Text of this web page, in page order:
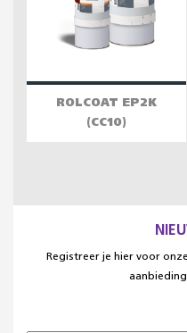
ROLCOAT EP2K
(CC10)
Registreer je hier voor